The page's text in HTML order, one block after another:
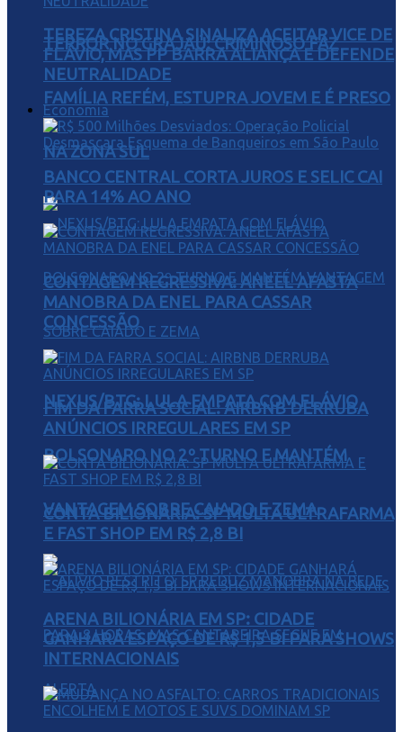
TERROR NO GRAJAÚ: CRIMINOSO FAZ
FAMÍLIA REFÉM, ESTUPRA JOVEM E É PRESO
NA ZONA SUL
NEXUS/BTG: LULA EMPATA COM FLÁVIO
BOLSONARO NO 2º TURNO E MANTÉM
VANTAGEM SOBRE CAIADO E ZEMA
TEREZA CRISTINA SINALIZA ACEITAR VICE DE
FLÁVIO, MAS PP BARRA ALIANÇA E DEFENDE
NEUTRALIDADE
Economia
BANCO CENTRAL CORTA JUROS E SELIC CAI
PARA 14% AO ANO
CONTAGEM REGRESSIVA: ANEEL AFASTA
MANOBRA DA ENEL PARA CASSAR
CONCESSÃO
FIM DA FARRA SOCIAL: AIRBNB DERRUBA
ANÚNCIOS IRREGULARES EM SP
CONTA BILIONÁRIA: SP MULTA ULTRAFARMA
E FAST SHOP EM R$ 2,8 BI
ARENA BILIONÁRIA EM SP: CIDADE
GANHARÁ ESPAÇO DE R$ 1,5 BI PARA SHOWS
INTERNACIONAIS